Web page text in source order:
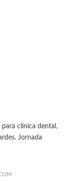
clínica dental,
Jornada